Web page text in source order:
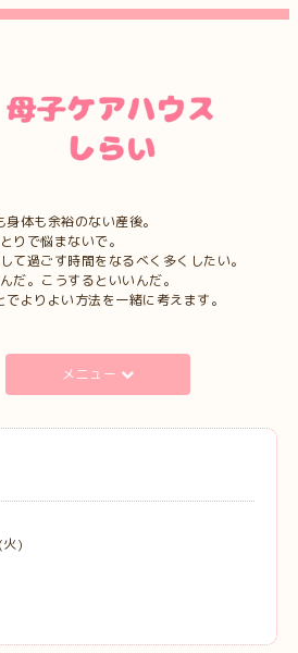
身体も余裕のない産後。
りで悩まないで。
て過ごす時間をなるべく多くしたい。
だ。こうするといいんだ。
よりよい方法を一緒に考えます。
メニュー
)